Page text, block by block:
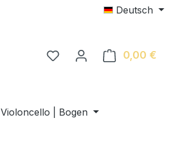
Deutsch
0,00 €
Violoncello | Bogen